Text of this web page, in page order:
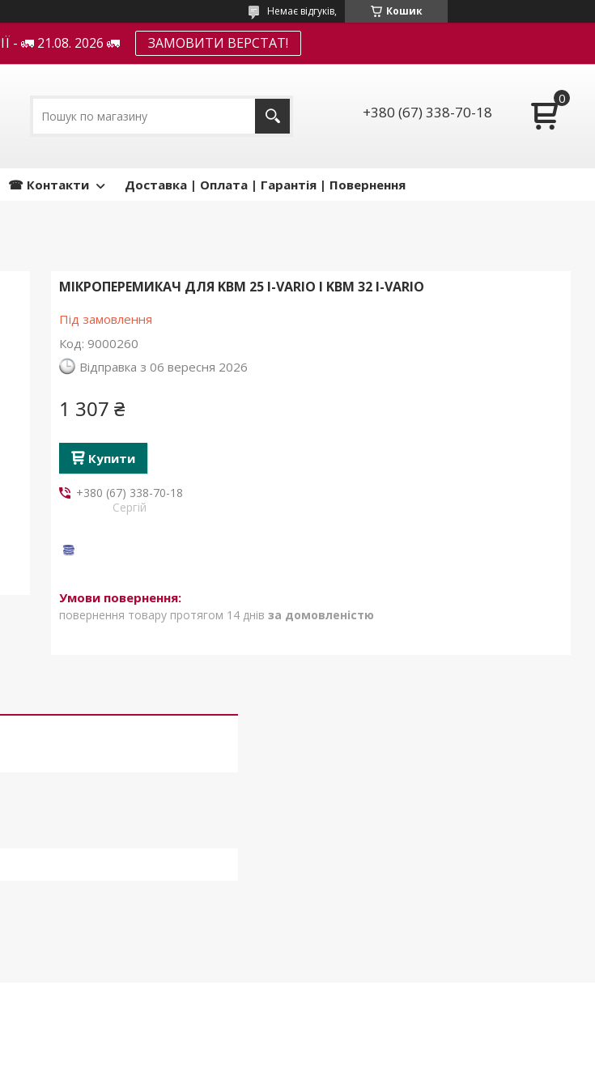
Кошик
Немає відгуків,
🚛 21.08. 2026 🚛 ЗАМОВИТИ ВЕРСТАТ!
+380 (67) 338-70-18
☎ Контакти Доставка | Оплата | Гарантія | Повернення
МІКРОПЕРЕМИКАЧ ДЛЯ KBM 25 I-VARIO І KBM 32 I-VARIO
Під замовлення
Код: 9000260
Відправка з 06 вересня 2026
1 307 ₴
Купити
+380 (67) 338-70-18
Сергій
повернення товару протягом 14 днів за домовленістю